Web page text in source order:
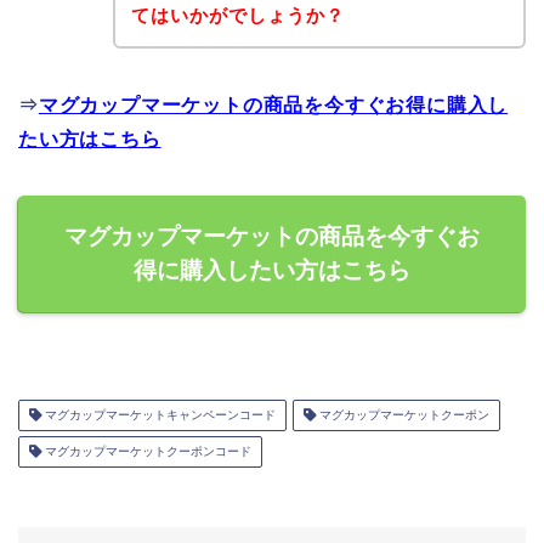
てはいかがでしょうか？
⇒マグカップマーケットの商品を今すぐお得に購入し
たい方はこちら
マグカップマーケットの商品を今すぐお
得に購入したい方はこちら
マグカップマーケットキャンペーンコード マグカップマーケットクーポン
マグカップマーケットクーポンコード